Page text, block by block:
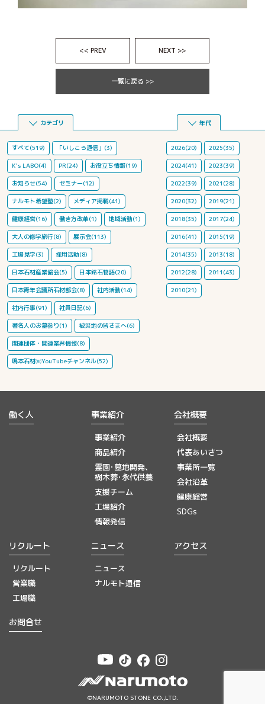
<< PREV NEXT >>
一覧に戻る >>
カテゴリ
すべて(519) 「いしころ通信」(3)
K's LABO(4) PR(24) お役立ち情報(19)
お知らせ(54) セミナー(12)
ナルモト希望塾(2) メディア掲載(41)
健康経営(16) 働き方改革(1) 地域活動(1)
大人の修学旅行(8) 展示会(113)
工場見学(3) 採用活動(8)
日本石材産業協会(5) 日本銘石物語(20)
日本青年会議所石材部会(8) 社内活動(14)
社内行事(91) 社員日記(6)
著名人のお墓参り(1) 被災地の皆さまへ(6)
関連団体・関連業界情報(8)
鳴本石材㈱YouTubeチャンネル(52)
年代
2026(20) 2025(35)
2024(41) 2023(39)
2022(39) 2021(28)
2020(32) 2019(21)
2018(35) 2017(24)
2016(41) 2015(19)
2014(35) 2013(18)
2012(28) 2011(43)
2010(21)
働く人 事業紹介
事業紹介
商品紹介
霊園･墓地開発、
樹木葬･永代供養
支援チーム
工場紹介
情報発信
会社概要
会社概要
代表あいさつ
事業所一覧
会社沿革
健康経営
SDGs
リクルート
リクルート
営業職
工場職
ニュース
ニュース
ナルモト通信
アクセス
お問合せ
©NARUMOTO STONE CO.,LTD.